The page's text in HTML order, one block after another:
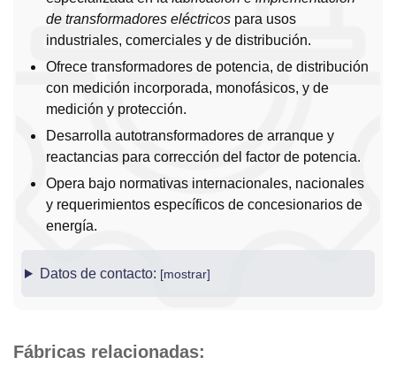
de transformadores eléctricos para usos
industriales, comerciales y de distribución.
Ofrece transformadores de potencia, de distribución
con medición incorporada, monofásicos, y de
medición y protección.
Desarrolla autotransformadores de arranque y
reactancias para corrección del factor de potencia.
Opera bajo normativas internacionales, nacionales
y requerimientos específicos de concesionarios de
energía.
Datos de contacto:
Fábricas relacionadas: